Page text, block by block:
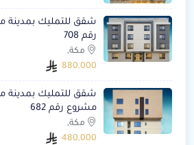
شقق للتمليك بمدينة
رقم 708
مكة,
880,000
شقق للتمليك بمدينة
مشروع رقم 682
مكة,
480,000